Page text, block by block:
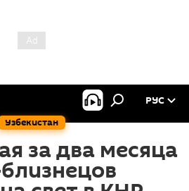
Узбекистан
РУС
за два месяца